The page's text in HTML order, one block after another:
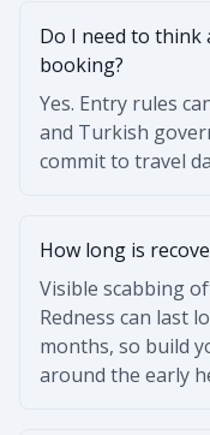
Do I need to think
booking?
Yes. Entry rules
and Turkish
commit to travel
How long is
Visible scabbing
Redness can last
months, so build
around the early